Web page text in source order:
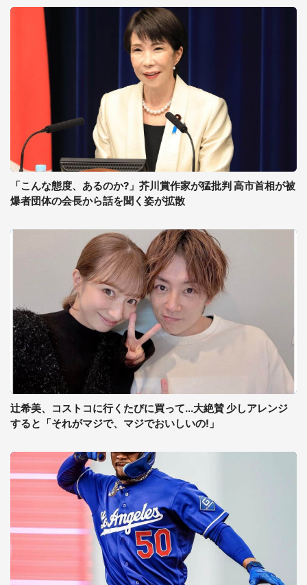
「こんな態度、あるのか?」芥川賞作家が猛批判 高市首相が被
爆者団体の会長から話を聞く姿が拡散
辻希美、コストコに行くたびに買って...大絶賛 少しアレンジ
すると「それがマジで、マジでおいしいの!」